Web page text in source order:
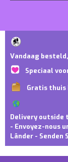
Vandaag
Speciaal
Gratis thuis
Delivery outside
- Envoyez-nous
Länder - Senden